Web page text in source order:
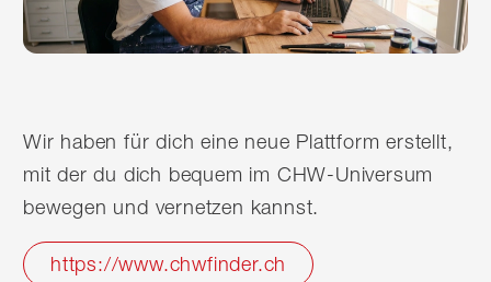
Wir haben für dich eine neue Plattform erstellt,
mit der du dich bequem im CHW-Universum
bewegen und vernetzen kannst.
https://www.chwfinder.ch